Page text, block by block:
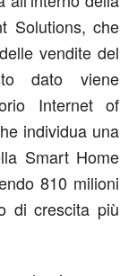
Solutions, che
vendite del
dato viene
Internet of
individua una
Smart Home
810 milioni
di crescita più